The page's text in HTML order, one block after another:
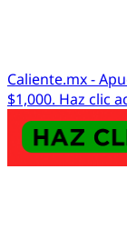
Caliente.mx -
$1,000. Haz clic